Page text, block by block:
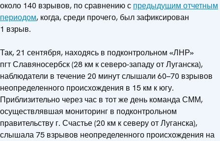
около 140 взрывов, по сравнению с предыдущим отчетным
периодом, когда, среди прочего, был зафиксирован
1 взрыв.
Так, 21 сентября, находясь в подконтрольном «ЛНР»
пгт Славяносербск (28 км к северо-западу от Луганска),
наблюдатели в течение 20 минут слышали 60–70 взрывов
неопределенного происхождения в 15 км к югу.
Приблизительно через час в тот же день команда СММ,
осуществлявшая мониторинг в подконтрольном
правительству г. Счастье (20 км к северу от Луганска),
слышала 75 взрывов неопределенного происхождения на